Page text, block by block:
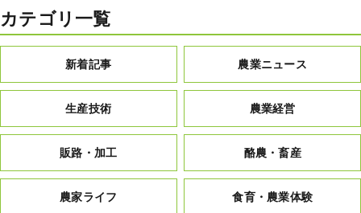
カテゴリ一覧
新着記事 農業ニュース
生産技術 農業経営
販路・加工 酪農・畜産
農家ライフ 食育・農業体験